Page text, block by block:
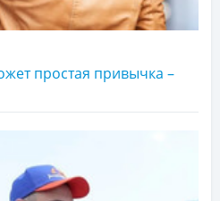
простая привычка –